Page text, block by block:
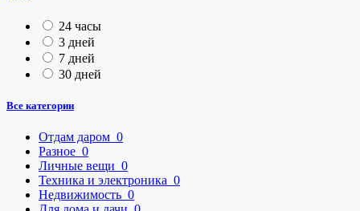
24 часы
3 дней
7 дней
30 дней
Все категории
Отдам даром 0
Разное 0
Личные вещи 0
Техника и электроника 0
Недвижимость 0